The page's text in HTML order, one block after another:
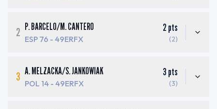
2 P. BARCELO/M. CANTERO
ESP 76 - 49ERFX
2 pts
(2)
3 A. MELZACKA/S. JANKOWIAK
POL 14 - 49ERFX
3 pts
(3)